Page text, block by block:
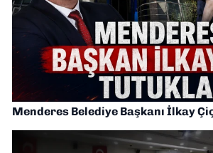
Menderes Belediye Başkanı İlkay